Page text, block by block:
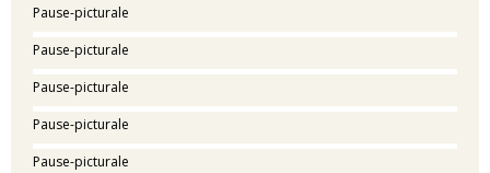
Pause-picturale
Pause-picturale
Pause-picturale
Pause-picturale
Pause-picturale